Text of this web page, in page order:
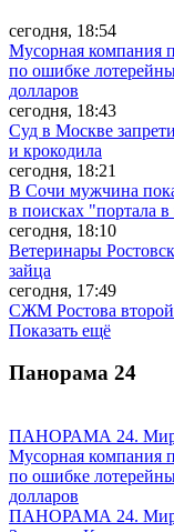
сегодня, 18:54
Мусорная компания
по ошибке
долларов
сегодня, 18:43
Суд в Москве
и крокодила
сегодня, 18:21
В Сочи мужчина
в поисках "портала
сегодня, 18:10
Ветеринары
зайца
сегодня, 17:49
СЖМ Ростова второй
Показать ещё
Панорама 24
ПАНОРАМА 24.
Мусорная компания
по ошибке
долларов
ПАНОРАМА 24.